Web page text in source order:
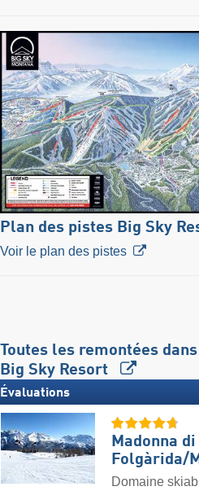
Plan des pistes Big Sky
Voir le plan des pistes
Toutes les remontées
Big Sky Resort
Évaluations
Madonna
Folgàrida/​
Domaine